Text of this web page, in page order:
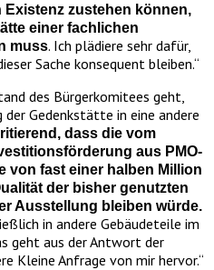
zustehen können,
einer fachlichen
muss. Ich plädiere sehr dafür,
Sache konsequent bleiben.“
des Bürgerkomitees geht,
Gedenkstätte in eine andere
dass die vom
aus PMO-
von fast einer halben Million
der bisher genutzten
Ausstellung bleiben würde.
in andere Gebäudeteile im
geht aus der Antwort der
Kleine Anfrage von mir hervor.“